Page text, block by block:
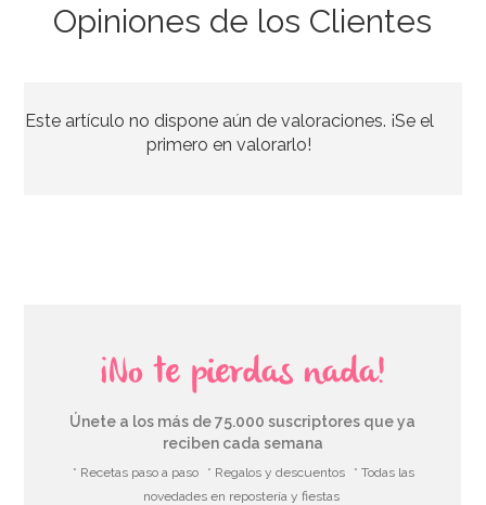
1,50€
Opiniones de los Clientes
Este artículo no dispone aún de valoraciones. ¡Se el
primero en valorarlo!
¡No te pierdas nada!
Únete a los más de 75.000 suscriptores que ya
reciben cada semana
* Recetas paso a paso * Regalos y descuentos
* Todas las
novedades en repostería y fiestas